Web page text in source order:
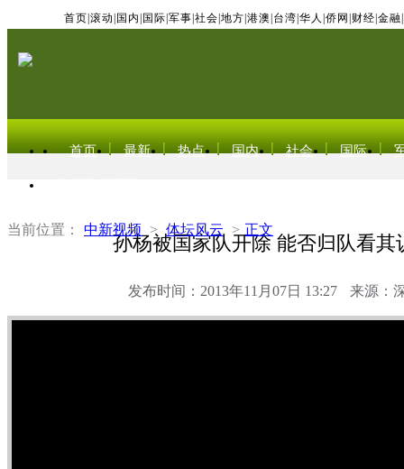
首页 滚动 国内 国际 军事 社会 地方 港澳 台湾 华人 侨网 财经 金融
首页 最新 热点 国内 社会 国际
当前位置： 中新视频 > 体坛风云 > 正文
孙杨被国家队开除 能否归队看其
发布时间：2013年11月07日 13:27 来源：